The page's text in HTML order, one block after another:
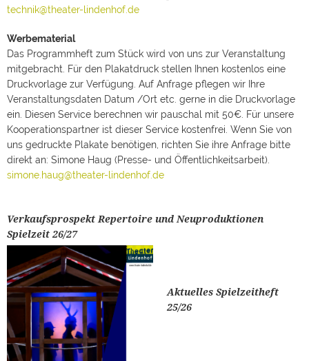
technik@theater-lindenhof.de
Werbematerial
Das Programmheft zum Stück wird von uns zur Veranstaltung
mitgebracht. Für den Plakatdruck stellen Ihnen kostenlos eine
Druckvorlage zur Verfügung. Auf Anfrage pflegen wir Ihre
Veranstaltungsdaten Datum /Ort etc. gerne in die Druckvorlage
ein. Diesen Service berechnen wir pauschal mit 50€. Für unsere
Kooperationspartner ist dieser Service kostenfrei. Wenn Sie von
uns gedruckte Plakate benötigen, richten Sie ihre Anfrage bitte
direkt an: Simone Haug (Presse- und Öffentlichkeitsarbeit).
simone.haug@theater-lindenhof.de
Verkaufsprospekt Repertoire und Neuproduktionen
Spielzeit 26/27
Aktuelles Spielzeitheft
25/26